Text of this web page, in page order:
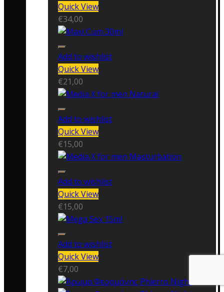
Quick View
€34,00
Add to wishlist
Quick View
€21,00
Add to wishlist
Quick View
€15,00
Add to wishlist
Quick View
€15,00
Add to wishlist
Quick View
€7,00